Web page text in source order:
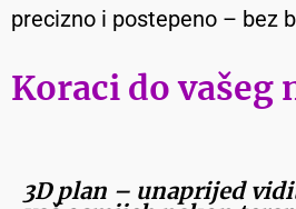
precizno i postepeno – bez
Koraci do vašeg
3D plan – unaprijed